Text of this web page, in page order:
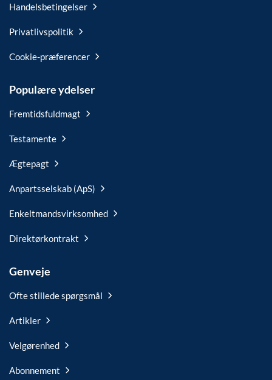
Handelsbetingelser
Privatlivspolitik
Cookie-præferencer
Populære ydelser
Fremtidsfuldmagt
Testamente
Ægtepagt
Anpartsselskab (ApS)
Enkeltmandsvirksomhed
Direktørkontrakt
Genveje
Ofte stillede spørgsmål
Artikler
Velgørenhed
Abonnement